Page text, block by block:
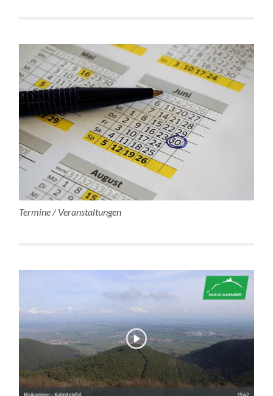
Termine / Veranstaltungen